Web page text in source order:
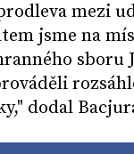
mezi
jsme na
dodal